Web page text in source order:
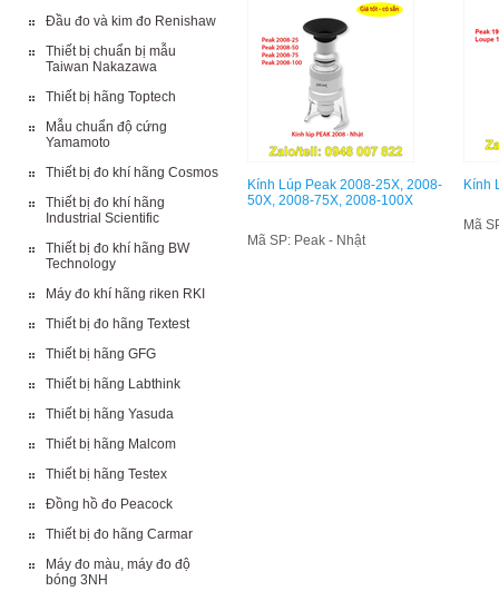
Đầu đo và kim đo Renishaw
Thiết bị chuẩn bị mẫu
Taiwan Nakazawa
Thiết bị hãng Toptech
Mẫu chuẩn độ cứng
Yamamoto
Thiết bị đo khí hãng Cosmos
Thiết bị đo khí hãng
Industrial Scientific
Thiết bị đo khí hãng BW
Technology
Máy đo khí hãng riken RKI
Thiết bị đo hãng Textest
Thiết bị hãng GFG
Thiết bị hãng Labthink
Thiết bị hãng Yasuda
Thiết bị hãng Malcom
Thiết bị hãng Testex
Đồng hồ đo Peacock
Thiết bị đo hãng Carmar
Máy đo màu, máy đo độ
bóng 3NH
Kính Lúp Peak 2008-25X, 2008-
50X, 2008-75X, 2008-100X
Mã SP: Peak - Nhật
Kính
Mã